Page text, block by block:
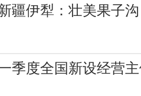
疆伊犁：壮美果子沟
季度全国新设经营